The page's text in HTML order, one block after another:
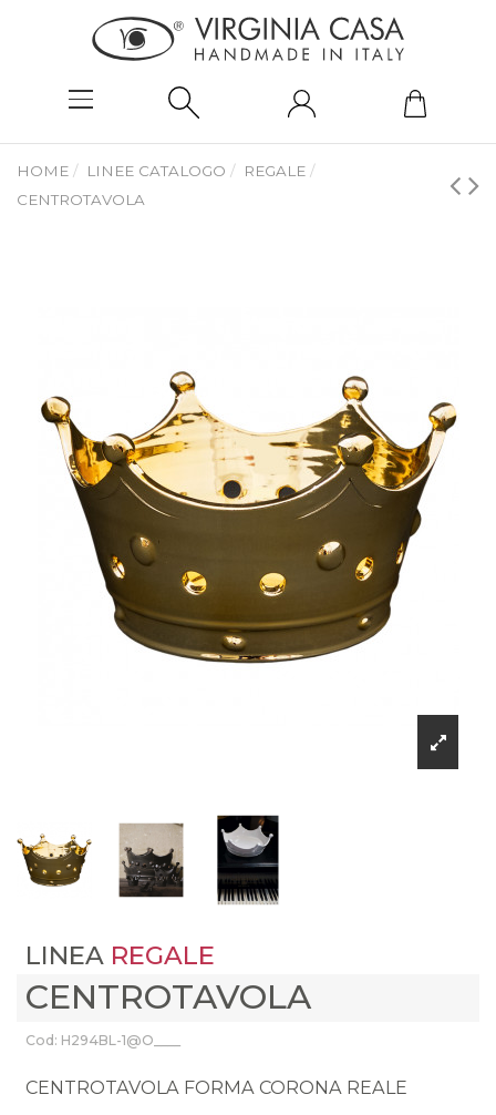
HOME LINEE CATALOGO
REGALE
CENTROTAVOLA
LINEA REGALE
CENTROTAVOLA
Cod: H294BL-1@O____
CENTROTAVOLA FORMA CORONA REALE